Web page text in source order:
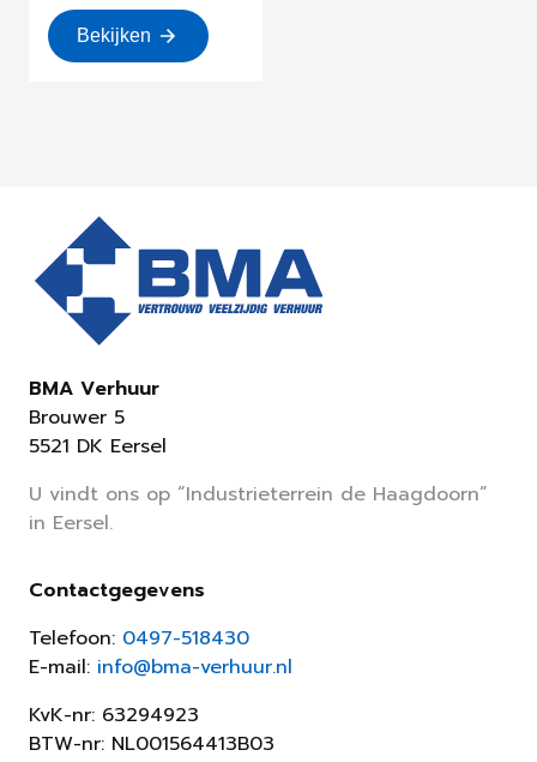
Bekijken
BMA Verhuur
Brouwer 5
5521 DK Eersel
U vindt ons op “Industrieterrein de Haagdoorn”
in Eersel.
Contactgegevens
Telefoon: 0497-518430
E-mail: info@bma-verhuur.nl
KvK-nr: 63294923
BTW-nr: NL001564413B03